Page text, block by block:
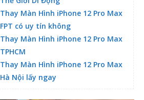
Thay Màn Hình iPhone 12 Pro Max
FPT có uy tín không
Thay Màn Hình iPhone 12 Pro Max
TPHCM
Thay Màn Hình iPhone 12 Pro Max
Hà Nội lấy ngay